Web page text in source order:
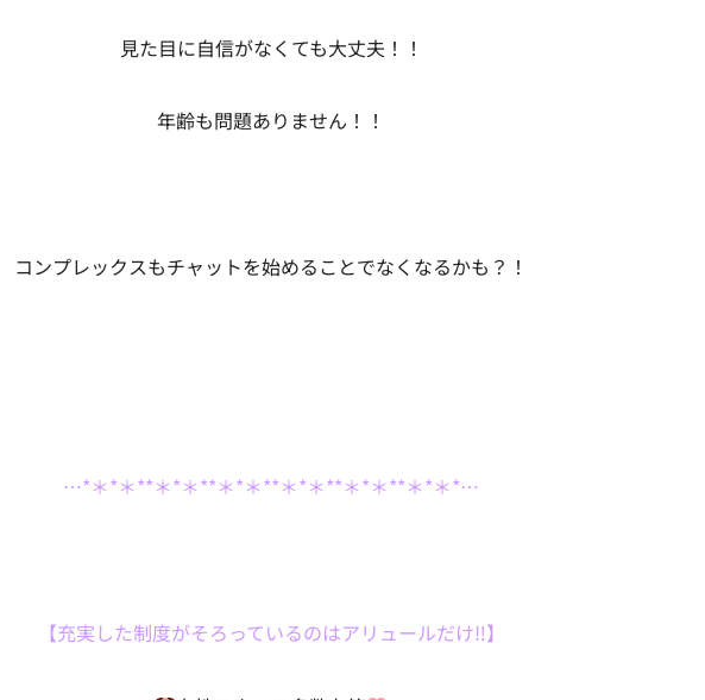
見た目に自信がなくても大丈夫！！
年齢も問題ありません！！
コンプレックスもチャットを始めることでなくなるかも？！
…*＊*＊**＊*＊**＊*＊**＊*＊**＊*＊**＊*＊*…
【充実した制度がそろっているのはアリュールだけ‼】